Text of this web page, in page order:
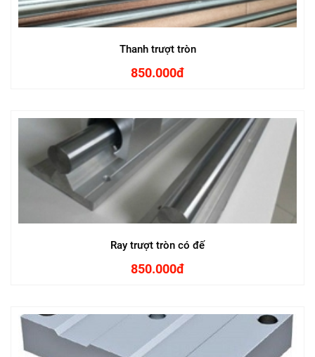
Thanh trượt tròn
850.000đ
Ray trượt tròn có đế
850.000đ